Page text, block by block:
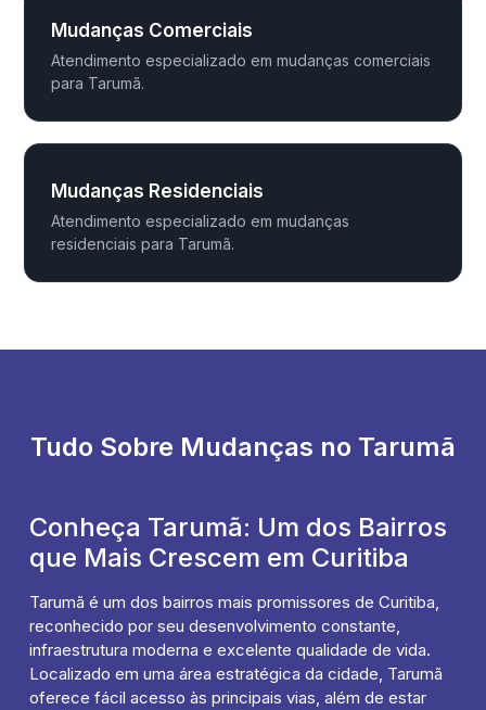
Mudanças Comerciais
Atendimento especializado em mudanças comerciais
para Tarumã.
Mudanças Residenciais
Atendimento especializado em mudanças
residenciais para Tarumã.
Tudo Sobre Mudanças no Tarumã
Conheça Tarumã: Um dos Bairros
que Mais Crescem em Curitiba
Tarumã é um dos bairros mais promissores de Curitiba,
reconhecido por seu desenvolvimento constante,
infraestrutura moderna e excelente qualidade de vida.
Localizado em uma área estratégica da cidade, Tarumã
oferece fácil acesso às principais vias, além de estar